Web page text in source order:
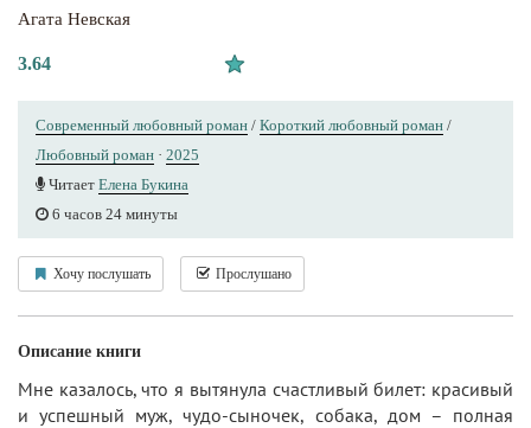
Агата Невская
3.64
Современный любовный роман / Короткий любовный роман /
Любовный роман · 2025
Читает Елена Букина
6 часов 24 минуты
Хочу послушать Прослушано
Описание книги
Мне казалось, что я вытянула счастливый билет: красивый
и успешный муж, чудо-сыночек, собака, дом – полная